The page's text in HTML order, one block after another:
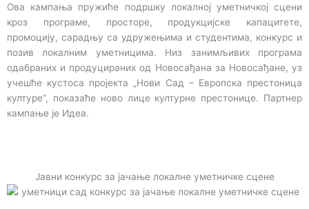
Ова кампања пружиће подршку локалној уметничкој сцени
кроз програме, просторе, продукцијске капацитете,
промоцију, сарадњу са удружењима и студентима, конкурс и
позив локалним уметницима. Низ занимљивих програма
одабраних и продуцираних од Новосађана за Новосађане, уз
учешће кустоса пројекта „Нови Сад – Европска престоница
културе”, показаће ново лице културне престонице. Партнер
кампање је Идеа.
Јавни конкурс за јачање локалне уметничке сцене